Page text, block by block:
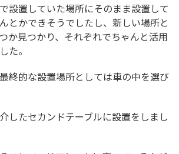
設置していた場所にそのまま設置して
とかできそうでしたし、新しい場所と
か見つかり、それぞれでちゃんと活用
た。
終的な設置場所としては車の中を選び
したセカンドテーブルに設置をしまし